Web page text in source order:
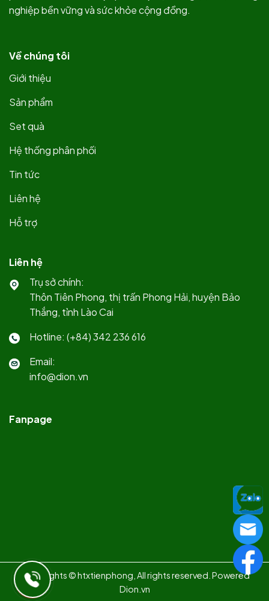
nghiệp bền vững và sức khỏe cộng đồng.
Về chúng tôi
Giới thiệu
Sản phẩm
Set quà
Hệ thống phân phối
Tin tức
Liên hệ
Hỗ trợ
Liên hệ
Trụ sở chính:
Thôn Tiên Phong, thị trấn Phong Hải, huyện Bảo
Thắng, tỉnh Lào Cai
Hotline: (+84) 342 236 616
Email:
info@dion.vn
Fanpage
Copy rights © htxtienphong, All rights reserved. Powered
Dion.vn